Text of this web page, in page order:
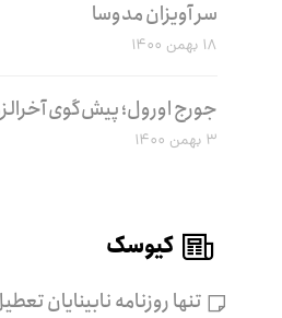
سر آویزان مدوسا
۱۸ بهمن ۱۴۰۰
جورج اورول؛ پیش‌گوی
۳ بهمن ۱۴۰۰
کیوسک
تنها روزنامه نابینایان